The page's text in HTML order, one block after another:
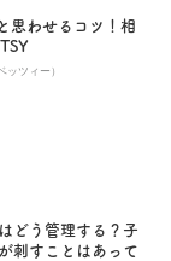
思わせるコツ！相
ッツィー）
どう管理する？子
刺すことはあって